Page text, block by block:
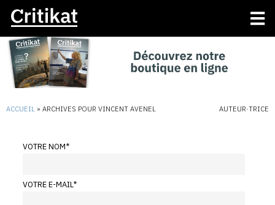
ACCUEIL » ARCHIVES POUR VINCENT AVENEL AUTEUR·TRICE
VOTRE NOM*
VOTRE E-MAIL*